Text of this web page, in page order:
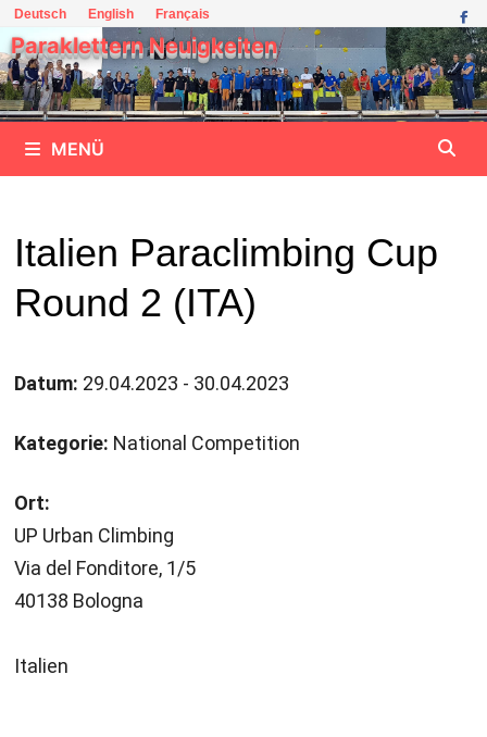
Zum
Inhalt
springen
Deutsch English Français
Paraklettern Neuigkeiten
MENÜ
Italien Paraclimbing Cup
Round 2 (ITA)
Datum: 29.04.2023 - 30.04.2023
Kategorie: National Competition
Ort:
UP Urban Climbing
Via del Fonditore, 1/5
40138 Bologna
Italien